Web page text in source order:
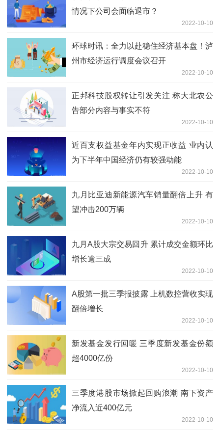
情况下公司会面临退市？
2022-10-10
环球时讯：全力以赴稳住经济基本盘！泸
州市经济运行调度会议召开
2022-10-10
正邦科技股权转让引发关注 称大北农公
告部分内容与事实不符
2022-10-10
近百支权益基金年内实现正收益 业内认
为下半年中国经济仍有较强动能
2022-10-10
九月比亚迪新能源汽车销量翻倍上升 有
望冲击200万辆
2022-10-10
九月A股大宗交易回升 累计成交金额环比
增长逾三成
2022-10-10
A股第一批三季报披露 上机数控营收实现
翻倍增长
2022-10-10
新发基金发行回暖 三季度新发基金份额
超4000亿份
2022-10-10
三季度港股市场掀起回购浪潮 南下资产
净流入近400亿元
2022-10-10